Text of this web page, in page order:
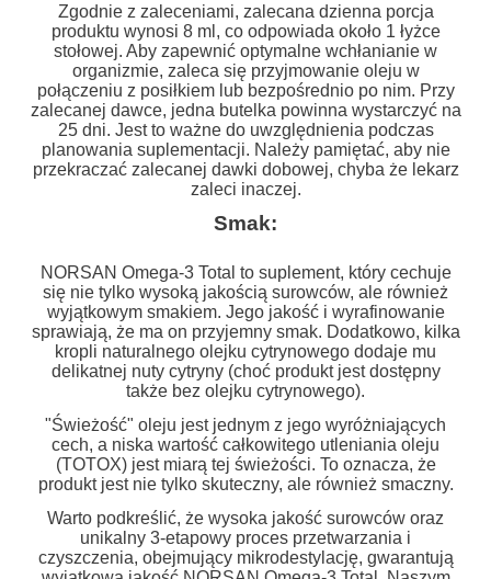
Zgodnie z zaleceniami, zalecana dzienna porcja
produktu wynosi 8 ml, co odpowiada około 1 łyżce
stołowej. Aby zapewnić optymalne wchłanianie w
organizmie, zaleca się przyjmowanie oleju w
połączeniu z posiłkiem lub bezpośrednio po nim. Przy
zalecanej dawce, jedna butelka powinna wystarczyć na
25 dni. Jest to ważne do uwzględnienia podczas
planowania suplementacji. Należy pamiętać, aby nie
przekraczać zalecanej dawki dobowej, chyba że lekarz
zaleci inaczej.
Smak:
NORSAN Omega-3 Total to suplement, który cechuje
się nie tylko wysoką jakością surowców, ale również
wyjątkowym smakiem. Jego jakość i wyrafinowanie
sprawiają, że ma on przyjemny smak. Dodatkowo, kilka
kropli naturalnego olejku cytrynowego dodaje mu
delikatnej nuty cytryny (choć produkt jest dostępny
także bez olejku cytrynowego).
"Świeżość" oleju jest jednym z jego wyróżniających
cech, a niska wartość całkowitego utleniania oleju
(TOTOX) jest miarą tej świeżości. To oznacza, że
produkt jest nie tylko skuteczny, ale również smaczny.
Warto podkreślić, że wysoka jakość surowców oraz
unikalny 3-etapowy proces przetwarzania i
czyszczenia, obejmujący mikrodestylację, gwarantują